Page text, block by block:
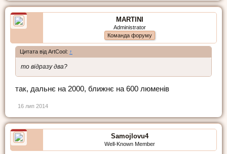
MARTINI
Administrator
Команда форуму
Цитата від ArtCool: ↑
то відразу два?
так, дальнє на 2000, ближнє на 600 люменів
16 лип 2014
Samojlovu4
Well-Known Member